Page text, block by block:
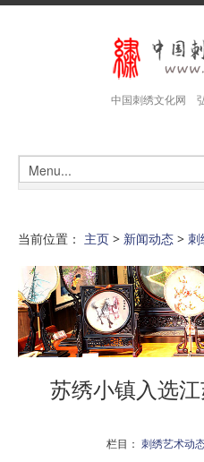
中国刺绣文化网
当前位置： 主页 > 新闻动态 > 刺
苏绣小镇入选
栏目： 刺绣艺术动